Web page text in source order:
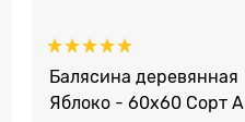
Балясина деревянная
Яблоко - 60x60 Сорт A